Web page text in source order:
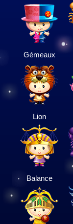
Gémeaux
Lion
Balance